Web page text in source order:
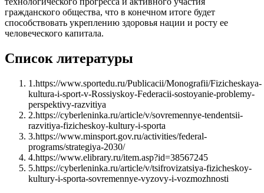
гражданского общества, что в конечном итоге будет
способствовать укреплению здоровья нации и росту ее
человеческого капитала.
Список литературы
1 .https://www.sportedu.ru/Publicacii/Monografii/Fizicheskaya-
kultura-i-sport-v-Rossiyskoy-Federacii-sostoyanie-problemy-
perspektivy-razvitiya
2.https://cyberleninka.ru/article/v/sovremennye-tendentsii-
razvitiya-fizicheskoy-kultury-i-sporta
3.https://www.minsport.gov.ru/activities/federal-
programs/strategiya-2030/
4.https://www.elibrary.ru/item.asp?id=38567245
5.https://cyberleninka.ru/article/v/tsifrovizatsiya-fizicheskoy-
kultury-i-sporta-sovremennye-vyzovy-i-vozmozhnosti